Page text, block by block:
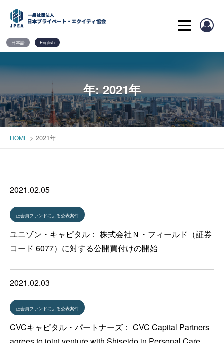
content
日本語 English
年:2021年
HOME > 2021年
2021.02.05
正会員ファンドによる公表案件
ユニゾン・キャピタル： 株式会社Ｎ・フィールド（証券
コード 6077）に対する公開買付けの開始
2021.02.03
正会員ファンドによる公表案件
CVCキャピタル・パートナーズ： CVC Capital Partners